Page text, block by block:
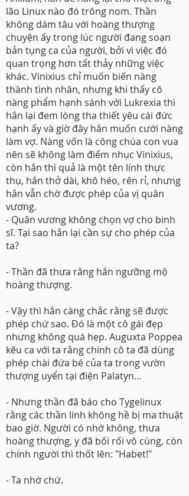
lão Linux nào đó trông nom. Thần
không dám tâu với hoàng thượng
chuyện ấy trong lúc người đang soạn
bản tụng ca của người, bởi vì việc đó
quan trọng hơn tất thảy những việc
khác. Vinixius chỉ muốn biến nàng
thành tình nhân, nhưng khi thấy cô
nàng phẩm hạnh sánh với Lukrexia thì
hắn lại đem lòng tha thiết yêu cái đức
hạnh ấy và giờ đây hắn muốn cưới nàng
làm vợ. Nàng vốn là công chúa con vua
nên sẽ không làm điếm nhục Vinixius,
còn hắn thì quả là một tên lính thực
thụ, hắn thở dài, khô héo, rên rỉ, nhưng
hắn vẫn chờ được phép của vị quân
vương.
- Quân vương không chọn vợ cho binh
sĩ. Tại sao hắn lại cần sự cho phép của
ta?
- Thần đã thưa rằng hắn ngưỡng mộ
hoàng thượng.
- Vậy thì hắn càng chắc rằng sẽ được
phép chứ sao. Đó là một cô gái đẹp
nhưng không quá hẹp. Auguxta Poppea
kêu ca với ta rằng chính cô ta đã dùng
phép chài đứa bé của ta trong vườn
thượng uyển tại điện Palatyn…
- Nhưng thần đã báo cho Tygelinux
rằng các thần linh không hề bị ma thuật
bao giờ. Người có nhớ không, thưa
hoàng thượng, y đã bối rối vô cùng, còn
chính người thì thốt lên: "Habet!"
- Ta nhớ chứ.